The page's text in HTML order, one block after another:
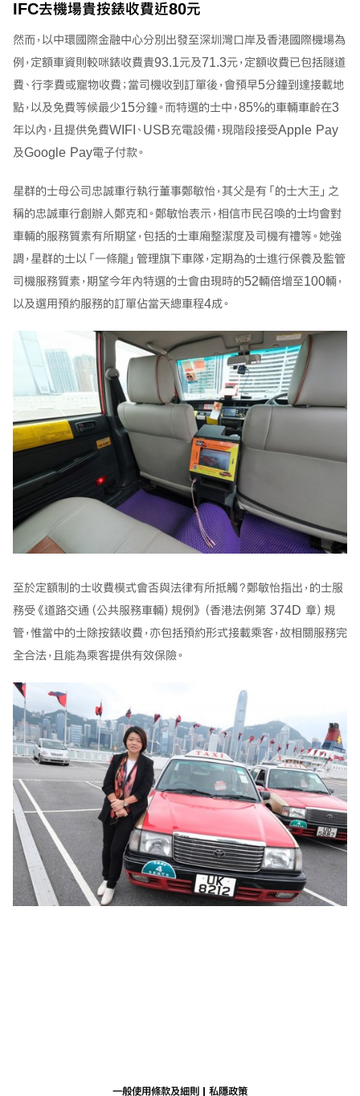
IFC去機場貴按錶收費近80元
然而，以中環國際金融中心分別出發至深圳灣口岸及香港國際機場為
例，定額車資則較咪錶收費貴93.1元及71.3元，定額收費已包括隧道
費、行李費或寵物收費；當司機收到訂單後，會預早5分鐘到達接載地
點，以及免費等候最少15分鐘。而特選的士中，85%的車輛車齡在3
年以內，且提供免費WIFI、USB充電設備，現階段接受Apple Pay
及Google Pay電子付款。
星群的士母公司忠誠車行執行董事鄭敏怡，其父是有「的士大王」之
稱的忠誠車行創辦人鄭克和。鄭敏怡表示，相信市民召喚的士均會對
車輛的服務質素有所期望，包括的士車廂整潔度及司機有禮等。她強
調，星群的士以「一條龍」管理旗下車隊，定期為的士進行保養及監管
司機服務質素，期望今年內特選的士會由現時的52輛倍增至100輛，
以及選用預約服務的訂單佔當天總車程4成。
至於定額制的士收費模式會否與法律有所抵觸？鄭敏怡指出，的士服
務受《道路交通（公共服務車輛）規例》（香港法例第 374D 章）規
管，惟當中的士除按錶收費，亦包括預約形式接載乘客，故相關服務完
全合法，且能為乘客提供有效保險。
一般使用條款及細則 私隱政策